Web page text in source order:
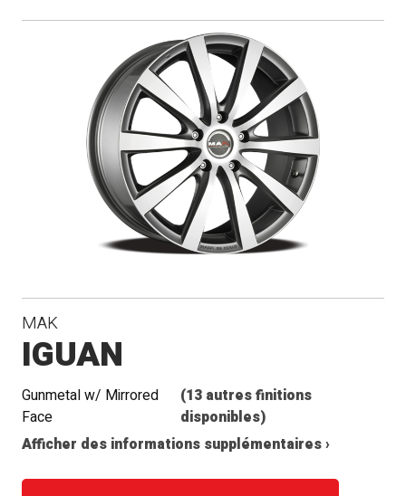
MAK
IGUAN
Gunmetal w/ Mirrored
Face
(13 autres finitions
disponibles)
Afficher des informations supplémentaires ›